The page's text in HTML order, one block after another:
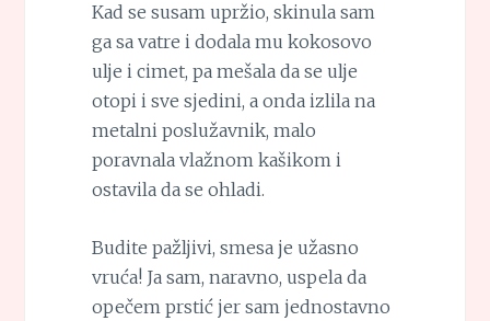
Kad se susam upržio, skinula sam
ga sa vatre i dodala mu kokosovo
ulje i cimet, pa mešala da se ulje
otopi i sve sjedini, a onda izlila na
metalni poslužavnik, malo
poravnala vlažnom kašikom i
ostavila da se ohladi.
Budite pažljivi, smesa je užasno
vruća! Ja sam, naravno, uspela da
opečem prstić jer sam jednostavno